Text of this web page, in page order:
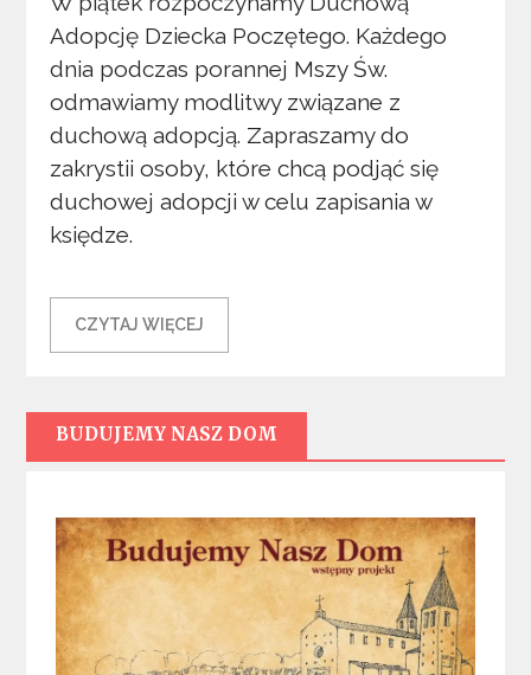
Adopcję Dziecka Poczętego. Każdego
dnia podczas porannej Mszy Św.
odmawiamy modlitwy związane z
duchową adopcją. Zapraszamy do
zakrystii osoby, które chcą podjąć się
duchowej adopcji w celu zapisania w
księdze.
CZYTAJ WIĘCEJ
BUDUJEMY NASZ DOM